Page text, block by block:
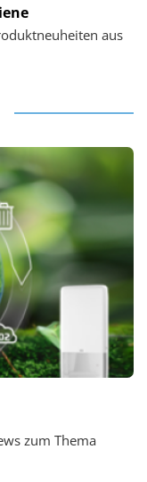
aus
zum Thema